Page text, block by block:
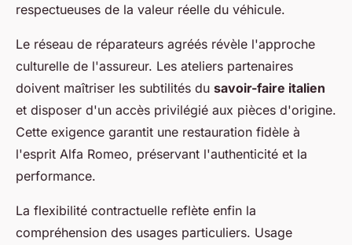
respectueuses de la valeur réelle du véhicule.
Le réseau de réparateurs agréés révèle l'approche
culturelle de l'assureur. Les ateliers partenaires
doivent maîtriser les subtilités du savoir-faire italien
et disposer d'un accès privilégié aux pièces d'origine.
Cette exigence garantit une restauration fidèle à
l'esprit Alfa Romeo, préservant l'authenticité et la
performance.
La flexibilité contractuelle reflète enfin la
compréhension des usages particuliers. Usage